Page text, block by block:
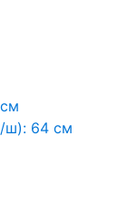
ш): 64 см